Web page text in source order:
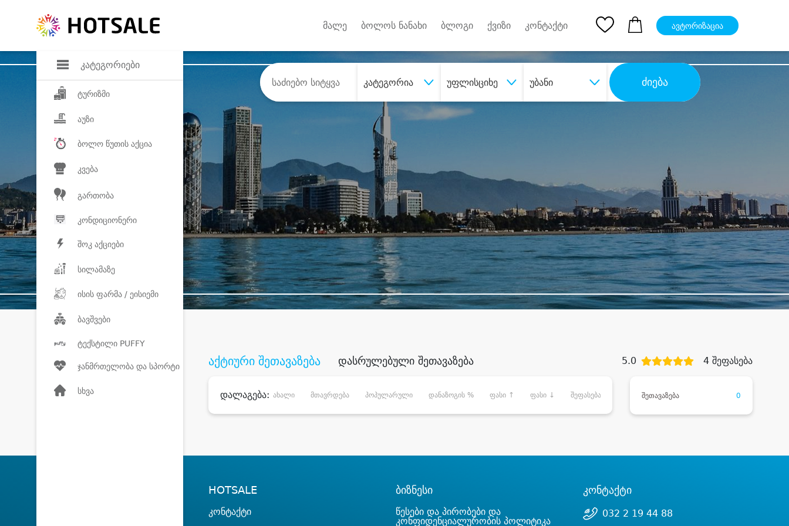
კატეგორიები
ტურიზმი
აუზი
ბოლო წუთის აქცია
კვება
გართობა
კონდიციონერი
შოკ აქციები
სილამაზე
ისის ფარმა / ეისიემი
ბავშვები
ტექსტილი PUFFY
ჯანმრთელობა და სპორტი
სხვა
მალე ბოლოს ნანახი ბლოგი ქვიზი კონტაქტი ავტორიზაცია
კატეგორია უფლისციხე უბანი ძიება
შეიძინე სასურველი მომსახურება
აქტიური შეთავაზება დასრულებული შეთავაზება 5.0 4 შეფასება
დალაგება: ახალი მთავრდება პოპულარული დანაზოგის % ფასი ↑ ფასი ↓ შეფასება შეთავაზება 0
HOTSALE
კონტაქტი
ბიზნესი
წესები და პირობები და
კონფიდენციალურობის პოლიტიკა
კონტაქტი
032 2 19 44 88